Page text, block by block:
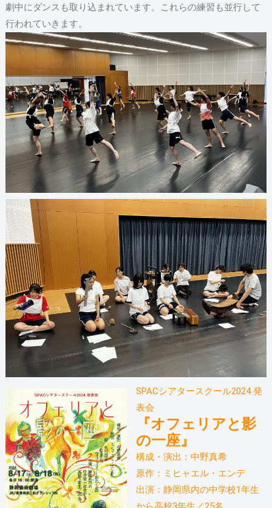
劇中にダンスも取り込まれています。これらの練習も並行して
行われていきます。
SPACシアタースクール2024 発
表会
『オフェリアと影
の一座』
構成・演出：中野真希
原作：ミヒャエル・エンデ
出演：静岡県内の中学校1年生